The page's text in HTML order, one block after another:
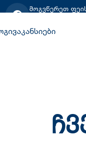
მოგვწერეთ
ვაკანსიები
ჩვ